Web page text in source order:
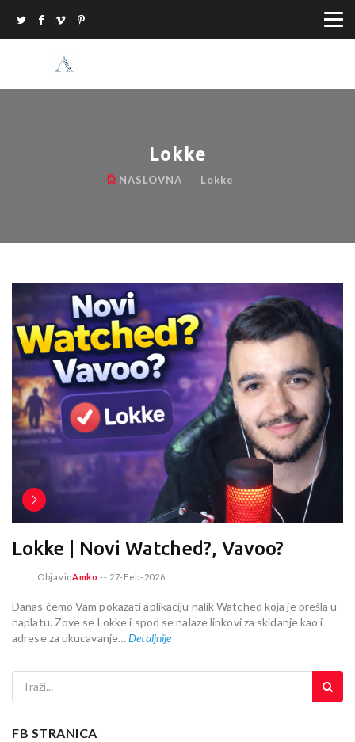
Lokke
NASLOVNA Lokke
Lokke | Novi Watched?, Vavoo?
ObjavioAmko -- 27-Feb-2026
Danas ćemo Vam pokazati aplikaciju nalik Watched koja je prešla u
naplatu. Zove se Lokke i spod se nalaze linkovi za skidanje kao i
adrese za ukucavanje…Detaljnije
FB STRANICA